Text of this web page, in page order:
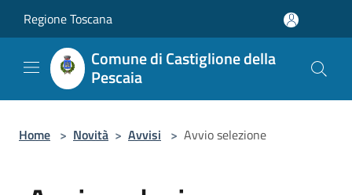
Regione Toscana
Comune di Castiglione della
Pescaia
Home > Novità > Avvisi > Avvio selezione